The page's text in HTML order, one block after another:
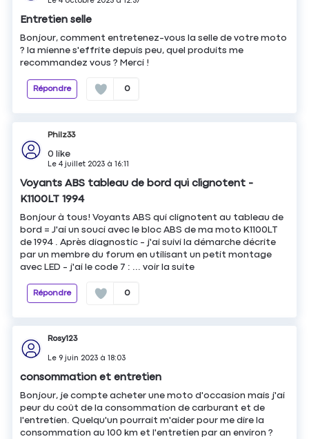
Entretien selle
Bonjour, comment entretenez-vous la selle de votre moto
? la mienne s'effrite depuis peu, quel produits me
recommandez vous ? Merci !
Répondre 0
Philz33
0 like
Le4 juillet 2023 à16:11
Voyants ABS tableau de bord qui clignotent -
K1100LT 1994
Bonjour à tous! Voyants ABS qui clignotent au tableau de
bord = J'ai un souci avec le bloc ABS de ma moto K1100LT
de 1994 . Après diagnostic - j'ai suivi la démarche décrite
par un membre du forum en utilisant un petit montage
avec LED - j'ai le code 7 : ...voir la suite
Répondre 0
Rosy123
Le 9 juin 2023 à18:03
consommation et entretien
Bonjour, je compte acheter une moto d'occasion mais j'ai
peur du coût de la consommation de carburant et de
l'entretien. Quelqu'un pourrait m'aider pour me dire la
consommation au 100 km et l'entretien par an environ ?